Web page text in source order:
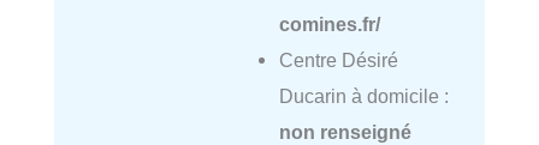
comines.fr/
Centre Désiré
Ducarin à domicile :
non renseigné